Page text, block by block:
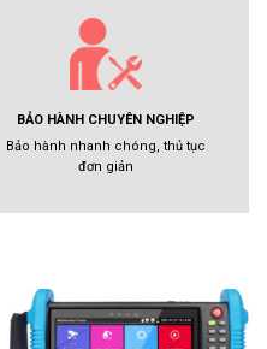
BẢO HÀNH CHUYÊN NGHIỆP
Bảo hành nhanh chóng, thủ tục
đơn giản